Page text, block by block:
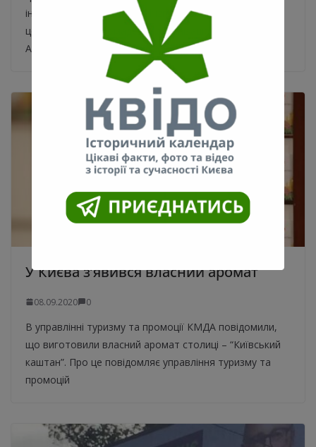
інстаграм-сторінки suka_zhizn. Про
це повідомляє громадська організація Press
Association UA. «Неізольовані» присвячений
У Києва з’явився власний аромат
08.09.2020 0
В управлінні туризму та промоції КМДА повідомили,
що виготовили власний аромат столиці – “Київський
каштан”. Про це повідомляє управління туризму та
промоцій